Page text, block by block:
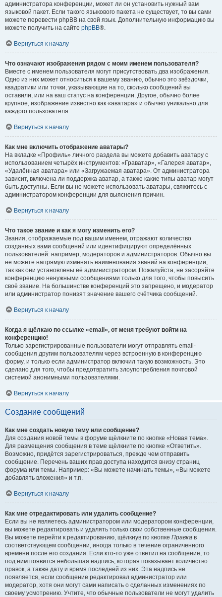
администратора конференции, может ли он установить нужный вам
языковой пакет. Если такого языкового пакета не существует, то вы сами
можете перевести phpBB на свой язык. Дополнительную информацию вы
можете получить на сайте phpBB®.
Вернуться к началу
Что означают изображения рядом с моим именем пользователя?
Вместе с именем пользователя могут присутствовать два изображения.
Одно из них может относиться к вашему званию, обычно это звёздочки,
квадратики или точки, указывающие на то, сколько сообщений вы
оставили, или на ваш статус на конференции. Другое, обычно более
крупное, изображение известно как «аватара» и обычно уникально для
каждого пользователя.
Вернуться к началу
Как мне включить отображение аватары?
На вкладке «Профиль» личного раздела вы можете добавить аватару с
использованием четырёх инструментов: «Граватар», «Галерея аватар»,
«Удалённая аватара» или «Загружаемая аватара». От администратора
зависит, включена ли поддержка аватар, а также какие типы аватар могут
быть доступны. Если вы не можете использовать аватары, свяжитесь с
администратором конференции для выяснения причин.
Вернуться к началу
Что такое звание и как я могу изменить его?
Звания, отображаемые под вашим именем, отражают количество
созданных вами сообщений или идентифицируют определённых
пользователей: например, модераторов и администраторов. Обычно вы
не можете напрямую изменять наименования званий на конференции,
так как они установлены её администратором. Пожалуйста, не засоряйте
конференцию ненужными сообщениями только для того, чтобы повысить
своё звание. На большинстве конференций это запрещено, и модератор
или администратор понизят значение вашего счётчика сообщений.
Вернуться к началу
Когда я щёлкаю по ссылке «email», от меня требуют войти на
конференцию!
Только зарегистрированные пользователи могут отправлять email-
сообщения другим пользователям через встроенную в конференцию
форму, и только если администратор включил такую возможность. Это
сделано для того, чтобы предотвратить злоупотребления почтовой
системой анонимными пользователями.
Вернуться к началу
Создание сообщений
Как мне создать новую тему или сообщение?
Для создания новой темы в форуме щёлкните по кнопке «Новая тема».
Для размещения сообщения в теме щёлкните по кнопке «Ответить».
Возможно, придётся зарегистрироваться, прежде чем отправить
сообщение. Перечень ваших прав доступа находится внизу страниц
форума или темы. Например: «Вы можете начинать темы», «Вы можете
добавлять вложения» и т.п.
Вернуться к началу
Как мне отредактировать или удалить сообщение?
Если вы не являетесь администратором или модератором конференции,
вы можете редактировать и удалять только свои собственные сообщения.
Вы можете перейти к редактированию, щёлкнув по кнопке Правка в
соответствующем сообщении, иногда только в течение ограниченного
времени после его создания. Если кто-то уже ответил на сообщение, то
под ним появится небольшая надпись, которая показывает количество
правок, а также дату и время последней из них. Эта надпись не
появляется, если сообщение редактировал администратор или
модератор, хотя они могут сами написать о сделанных изменениях по
своему усмотрению. Учтите, что обычные пользователи не могут удалить